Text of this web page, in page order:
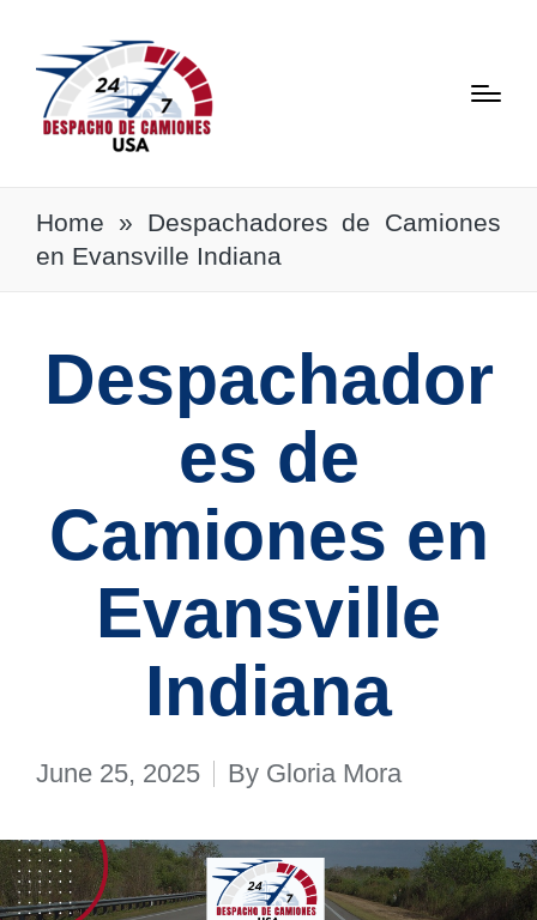
Home » Despachadores de Camiones
en Evansville Indiana
Despachador
es de
Camiones en
Evansville
Indiana
June 25, 2025
Posted
By Gloria Mora